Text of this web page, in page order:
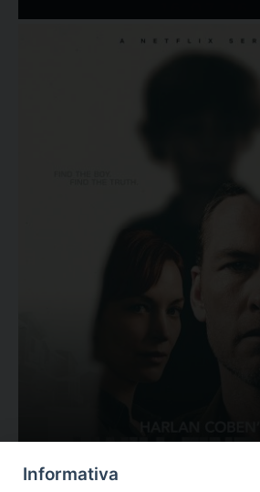
Valutazione
Informativa